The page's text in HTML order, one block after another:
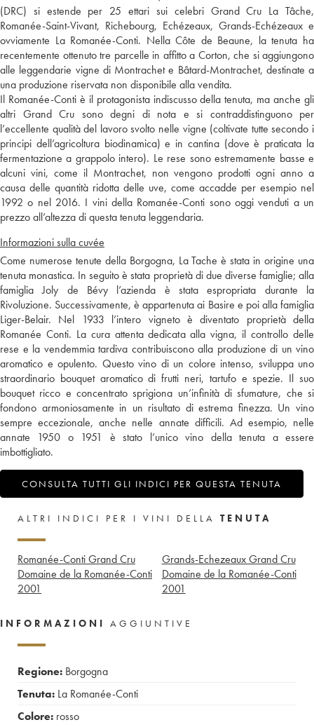
(DRC) si estende per 25 ettari sui celebri Grand Cru La Tâche,
Romanée-Saint-Vivant, Richebourg, Echézeaux, Grands-Echézeaux e
ovviamente La Romanée-Conti. Nella Côte de Beaune, la tenuta ha
recentemente ottenuto tre parcelle in affitto a Corton, che si aggiungono
alle leggendarie vigne di Montrachet e Bâtard-Montrachet, destinate a
una produzione riservata non disponibile alla vendita.
Il Romanée-Conti è il protagonista indiscusso della tenuta, ma anche gli
altri Grand Cru sono degni di nota e si contraddistinguono per
l’eccellente qualità del lavoro svolto nelle vigne (coltivate tutte secondo i
principi dell’agricoltura biodinamica) e in cantina (dove è praticata la
fermentazione a grappolo intero). Le rese sono estremamente basse e
alcuni vini, come il Montrachet, non vengono prodotti ogni anno a
causa delle quantità ridotta delle uve, come accadde per esempio nel
1992 o nel 2016. I vini della Romanée-Conti sono oggi venduti a un
prezzo all’altezza di questa tenuta leggendaria.
Informazioni sulla cuvée
Come numerose tenute della Borgogna, La Tache è stata in origine una
tenuta monastica. In seguito è stata proprietà di due diverse famiglie; alla
famiglia Joly de Bévy l’azienda è stata espropriata durante la
Rivoluzione. Successivamente, è appartenuta ai Basire e poi alla famiglia
Liger-Belair. Nel 1933 l’intero vigneto è diventato proprietà della
Romanée Conti. La cura attenta dedicata alla vigna, il controllo delle
rese e la vendemmia tardiva contribuiscono alla produzione di un vino
aromatico e opulento. Questo vino di un colore intenso, sviluppa uno
straordinario bouquet aromatico di frutti neri, tartufo e spezie. Il suo
bouquet ricco e concentrato sprigiona un’infinità di sfumature, che si
fondono armoniosamente in un risultato di estrema finezza. Un vino
sempre eccezionale, anche nelle annate difficili. Ad esempio, nelle
annate 1950 o 1951 è stato l’unico vino della tenuta a essere
imbottigliato.
CONSULTA TUTTI GLI INDICI PER QUESTA TENUTA
ALTRI INDICI PER I VINI DELLA TENUTA
Romanée-Conti Grand Cru
Domaine de la Romanée-Conti
2001
Grands-Echezeaux Grand Cru
Domaine de la Romanée-Conti
2001
INFORMAZIONI AGGIUNTIVE
Regione: Borgogna
Tenuta: La Romanée-Conti
Colore: rosso